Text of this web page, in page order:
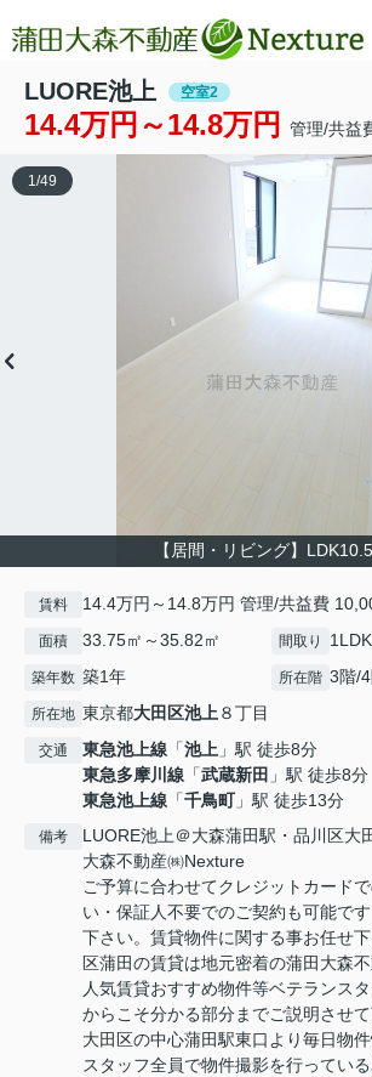
LUORE池上 空室2
14.4万円～14.8万円 管理/共益
【居間・リビング】
1/49
賃料 14.4万円～14.8万円 管理/共益費
面積 33.75㎡～35.82㎡ 間取り 1LDK
築年数 築1年 所在階 3階/
所在地 東京都大田区池上８丁目
交通 東急池上線 「池上 」駅 徒歩8分
東急多摩川線 「武蔵新田 」駅 徒歩8分
東急池上線 「千鳥町」駅 徒歩13分
備考
LUORE池上＠大森蒲田駅・品川区大
大森不動産㈱Nexture
ご予算に合わせてクレジットカード
い・保証人不要でのご契約も可能で
下さい。賃貸物件に関する事お任せ
区蒲田の賃貸は地元密着の蒲田大森
人気賃貸おすすめ物件等ベテランス
からこそ分かる部分までご説明させて
大田区の中心蒲田駅東口より毎日物
スタッフ全員で物件撮影を行ってい